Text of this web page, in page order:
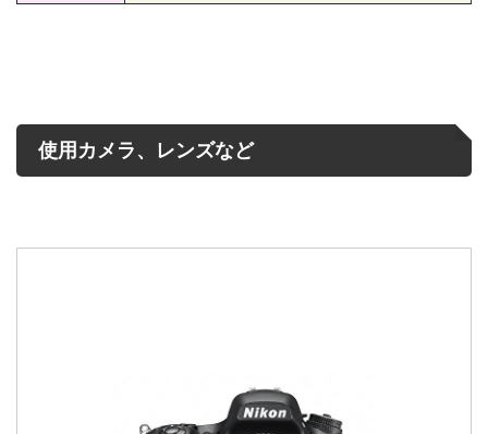
使用カメラ、レンズなど